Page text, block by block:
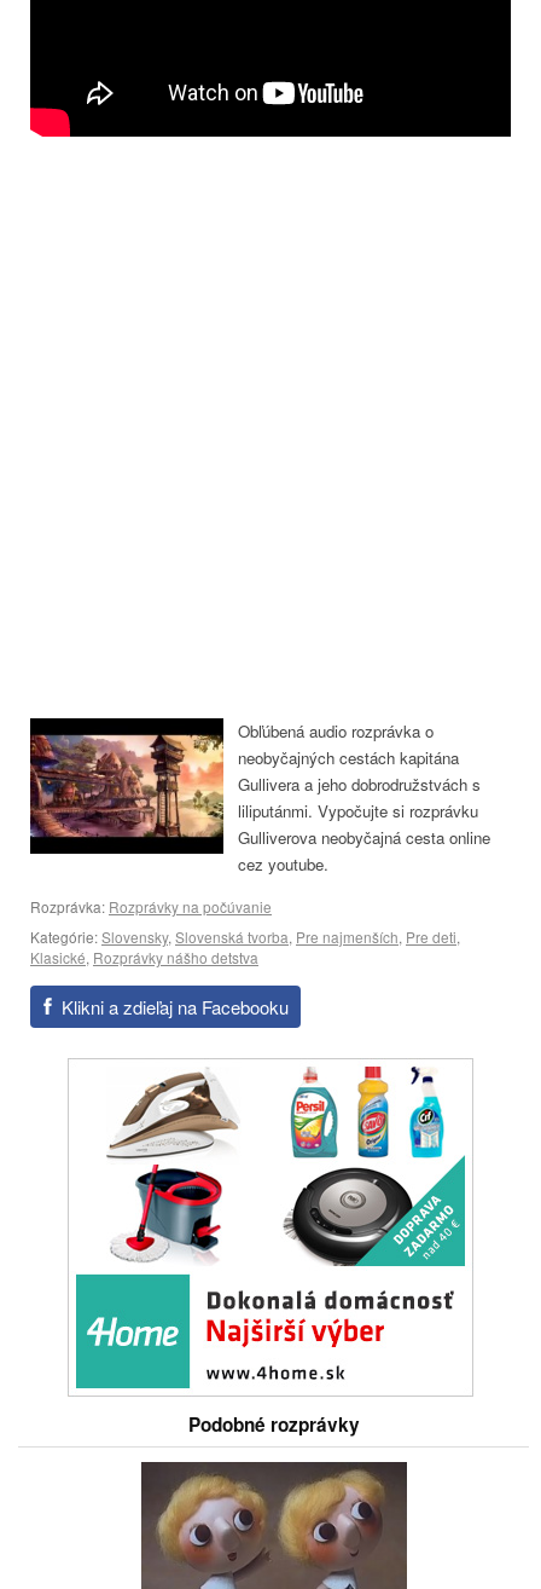
Obľúbená audio rozprávka o
neobyčajných cestách kapitána
Gullivera a jeho dobrodružstvách s
liliputánmi. Vypočujte si rozprávku
Gulliverova neobyčajná cesta online
cez youtube.
Rozprávka: Rozprávky na počúvanie
Kategórie:Slovensky, Slovenská tvorba, Pre najmenších, Pre deti,
Klasické, Rozprávky nášho detstva
Klikni a zdieľaj na Facebooku
Podobné rozprávky